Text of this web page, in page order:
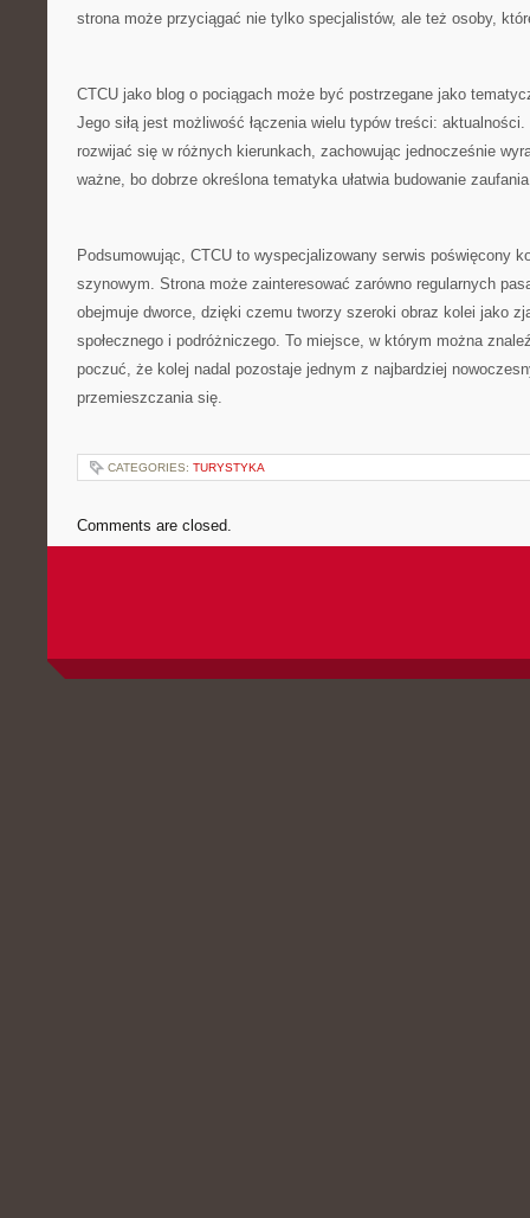
strona może przyciągać nie tylko specjalistów, ale też osoby,
CTCU jako blog o pociągach może być postrzegane jako
Jego siłą jest możliwość łączenia wielu typów treści:
rozwijać się w różnych kierunkach, zachowując jednocześnie
ważne, bo dobrze określona tematyka ułatwia budowanie
Podsumowując, CTCU to wyspecjalizowany serwis poświęcony
szynowym. Strona może zainteresować zarówno regularnych
obejmuje dworce, dzięki czemu tworzy szeroki obraz kolei jako
społecznego i podróżniczego. To miejsce, w którym można
poczuć, że kolej nadal pozostaje jednym z najbardziej
przemieszczania się.
CATEGORIES: TURYSTYKA
Comments are closed.